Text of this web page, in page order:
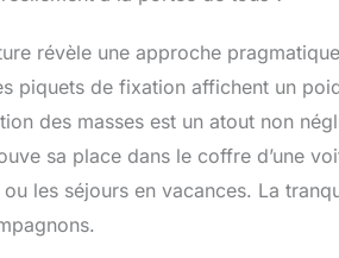
Pas de questions, jusqu'à 100 jours
révèle une approche
piquets de fixation affichent un
des masses est un atout non
sa place dans le coffre d’une
les séjours en vacances. La